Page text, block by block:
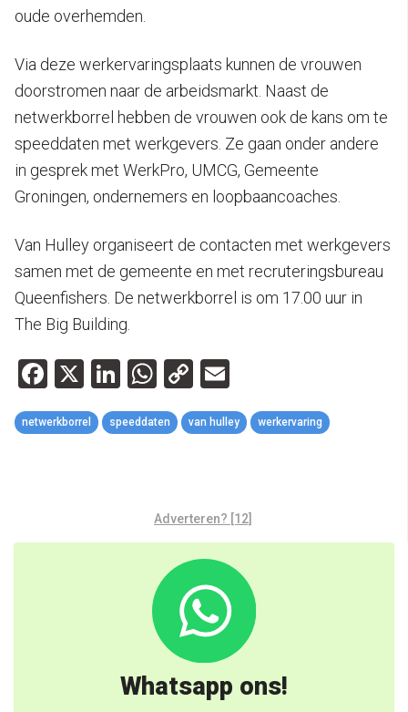
oude overhemden.
Via deze werkervaringsplaats kunnen de vrouwen
doorstromen naar de arbeidsmarkt. Naast de
netwerkborrel hebben de vrouwen ook de kans om te
speeddaten met werkgevers. Ze gaan onder andere
in gesprek met WerkPro, UMCG, Gemeente
Groningen, ondernemers en loopbaancoaches.
Van Hulley organiseert de contacten met werkgevers
samen met de gemeente en met recruteringsbureau
Queenfishers. De netwerkborrel is om 17.00 uur in
The Big Building.
Facebook
X LinkedIn
WhatsApp
Copy
Link
netwerkborrel speeddaten van hulley werkervaring
Adverteren? [12]
Whatsapp ons!